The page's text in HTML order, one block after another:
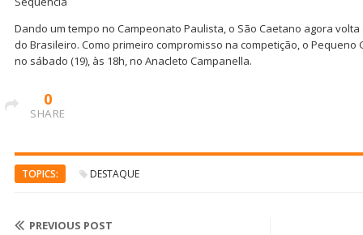
Dando um tempo no Campeonato Paulista, o São Caetano agora
do Brasileiro. Como primeiro compromisso na competição, o Pequeno
no sábado (19), às 18h, no Anacleto Campanella.
0
SHARE
TOPICS: DESTAQUE
PREVIOUS POST